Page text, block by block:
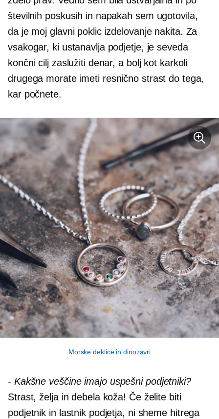
številnih poskusih in napakah sem ugotovila,
da je moj glavni poklic izdelovanje nakita. Za
vsakogar, ki ustanavlja podjetje, je seveda
končni cilj zaslužiti denar, a bolj kot karkoli
drugega morate imeti resnično strast do tega,
kar počnete.
Morske deklice in dinozavri
-Kakšne veščine imajo uspešni podjetniki?
Strast, želja in debela koža! Če želite biti
podjetnik in lastnik podjetja, ni sheme hitrega